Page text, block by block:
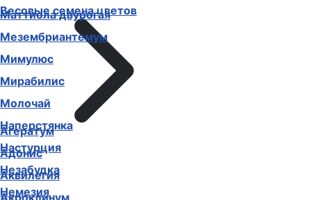
Весовые семена цветов
Агератум
Адонис
Аквилегия
Акроклинум
Маттиола двурогая
Мезембриантемум
Мимулюс
Мирабилис
Молочай
Наперстянка
Настурция
Незабудка
Немезия